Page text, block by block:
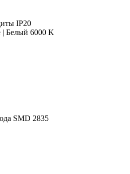
IP20
| Белый 6000 K
SMD 2835